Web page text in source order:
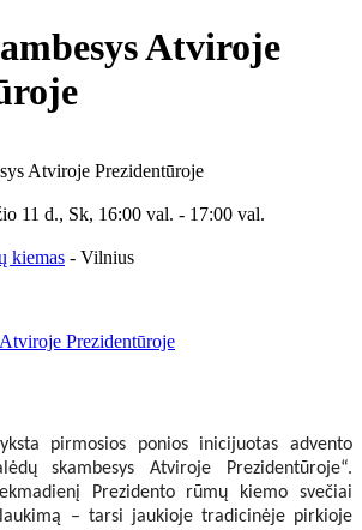
Atviroje
Atviroje Prezidentūroje
11 d., Sk, 16:00 val. - 17:00 val.
kiemas - Vilnius
pirmosios ponios inicijuotas advento
skambesys Atviroje Prezidentūroje“.
Prezidento rūmų kiemo svečiai
– tarsi jaukioje tradicinėje pirkioje